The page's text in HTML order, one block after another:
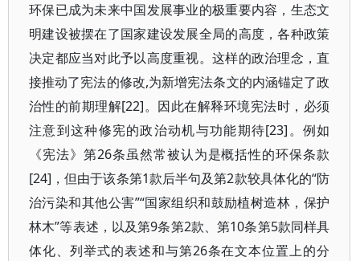
环保已成为未来中国发展事业的极重要内容，生态文
明建设被摆在了国家建设发展全局的高度，各种政策
决定都应当对此予以高度重视。这样的政治理念，直
接推动了宪法的修改,为新增宪法条文的内涵锚定了政
治性的前期理解[22]。因此在解释环境宪法时，必须
注意到这种修宪的政治动机与功能期待[23]。例如
《宪法》第26条虽然常被认为是概括性的环保条款
[24]，但由于该条第1款后半句及第2款较具体化的“防
治污染和其他公害”“国家组织和鼓励植树造林，保护
林木”等表述，以及第9条第2款、第10条第5款同样具
体化、列举式的表述和与第26条在文本位置上的分